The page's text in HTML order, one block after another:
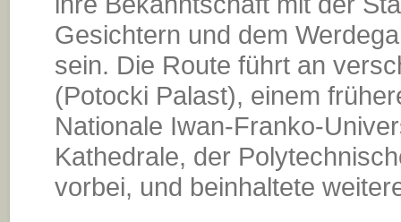
Gesichtern und dem
sein. Die Route führt an
(Potocki Palast), einem
Nationale Iwan-Franko-
Kathedrale, der
vorbei, und beinhaltete